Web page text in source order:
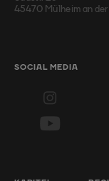
45470 Mülheim an der
SOCIAL MEDIA